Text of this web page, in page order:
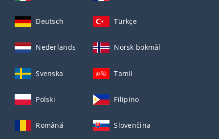
Deutsch Türkçe
Nederlands Norsk bokmål
Svenska Tamil
Polski Filipino
Română Slovenčina